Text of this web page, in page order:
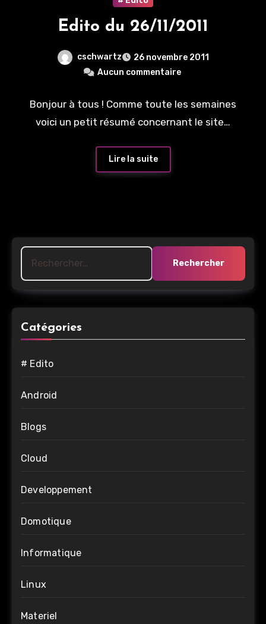
Edito du 26/11/2011
cschwartz
26 novembre 2011
Aucun commentaire
Bonjour à tous ! Comme toute les semaines
voici un petit résumé concernant le site…
Lire la suite
Rechercher :
Catégories
# Edito
Android
Blogs
Cloud
Developpement
Domotique
Informatique
Linux
Materiel